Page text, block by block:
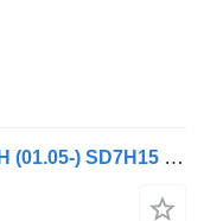
Radiateur de climatisation Volvo FH (01.05-) SD7H15 pour camion Volvo FH12, FH16, NH12, FH, VNL780 (1993-2014)